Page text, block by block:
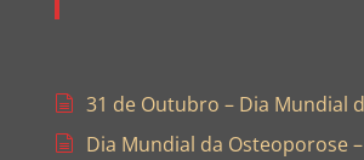
31 de Outubro – Dia Mundial
Dia Mundial da Osteoporose